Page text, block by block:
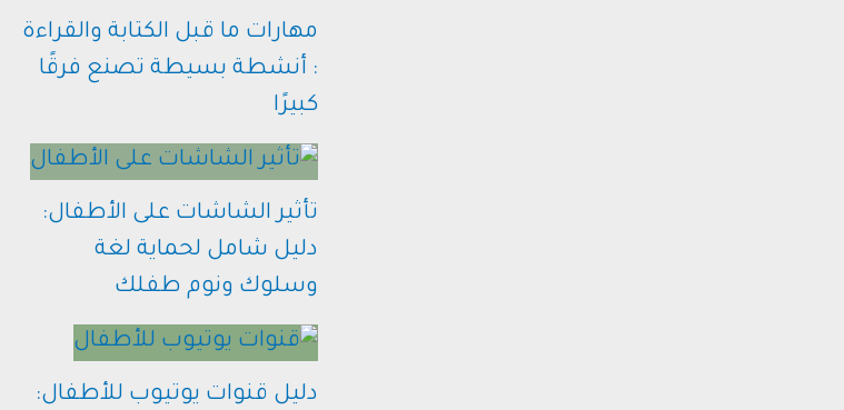
مهارات ما قبل الكتابة والقراءة
: أنشطة بسيطة تصنع فرقًا
كبيرًا
تأثير الشاشات على الأطفال:
دليل شامل لحماية لغة
وسلوك ونوم طفلك
دليل قنوات يوتيوب للأطفال: